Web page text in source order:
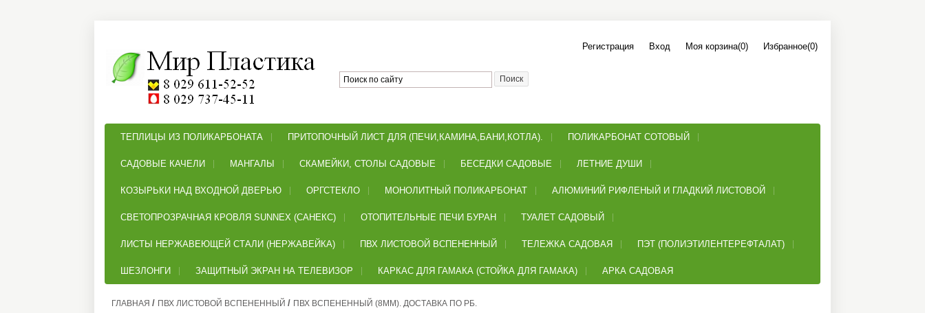
Регистрация Вход Моя корзина(0) Избранное(0)
ТЕПЛИЦЫ ИЗ ПОЛИКАРБОНАТА ПРИТОПОЧНЫЙ ЛИСТ ДЛЯ (ПЕЧИ,КАМИНА,БАНИ,КОТЛА). ПОЛИКАРБОНАТ СОТОВЫЙ
САДОВЫЕ КАЧЕЛИ МАНГАЛЫ СКАМЕЙКИ, СТОЛЫ САДОВЫЕ БЕСЕДКИ САДОВЫЕ ЛЕТНИЕ ДУШИ
КОЗЫРЬКИ НАД ВХОДНОЙ ДВЕРЬЮ ОРГСТЕКЛО МОНОЛИТНЫЙ ПОЛИКАРБОНАТ АЛЮМИНИЙ РИФЛЕНЫЙ И ГЛАДКИЙ ЛИСТОВОЙ
СВЕТОПРОЗРАЧНАЯ КРОВЛЯ SUNNEX (САНЕКС) ОТОПИТЕЛЬНЫЕ ПЕЧИ БУРАН ТУАЛЕТ САДОВЫЙ
ЛИСТЫ НЕРЖАВЕЮЩЕЙ СТАЛИ (НЕРЖАВЕЙКА) ПВХ ЛИСТОВОЙ ВСПЕНЕННЫЙ ТЕЛЕЖКА САДОВАЯ ПЭТ (ПОЛИЭТИЛЕНТЕРЕФТАЛАТ)
ШЕЗЛОНГИ ЗАЩИТНЫЙ ЭКРАН НА ТЕЛЕВИЗОР КАРКАС ДЛЯ ГАМАКА (СТОЙКА ДЛЯ ГАМАКА) АРКА САДОВАЯ
ГЛАВНАЯ / ПВХ ЛИСТОВОЙ ВСПЕНЕННЫЙ / ПВХ ВСПЕНЕННЫЙ (8ММ). ДОСТАВКА ПО РБ.